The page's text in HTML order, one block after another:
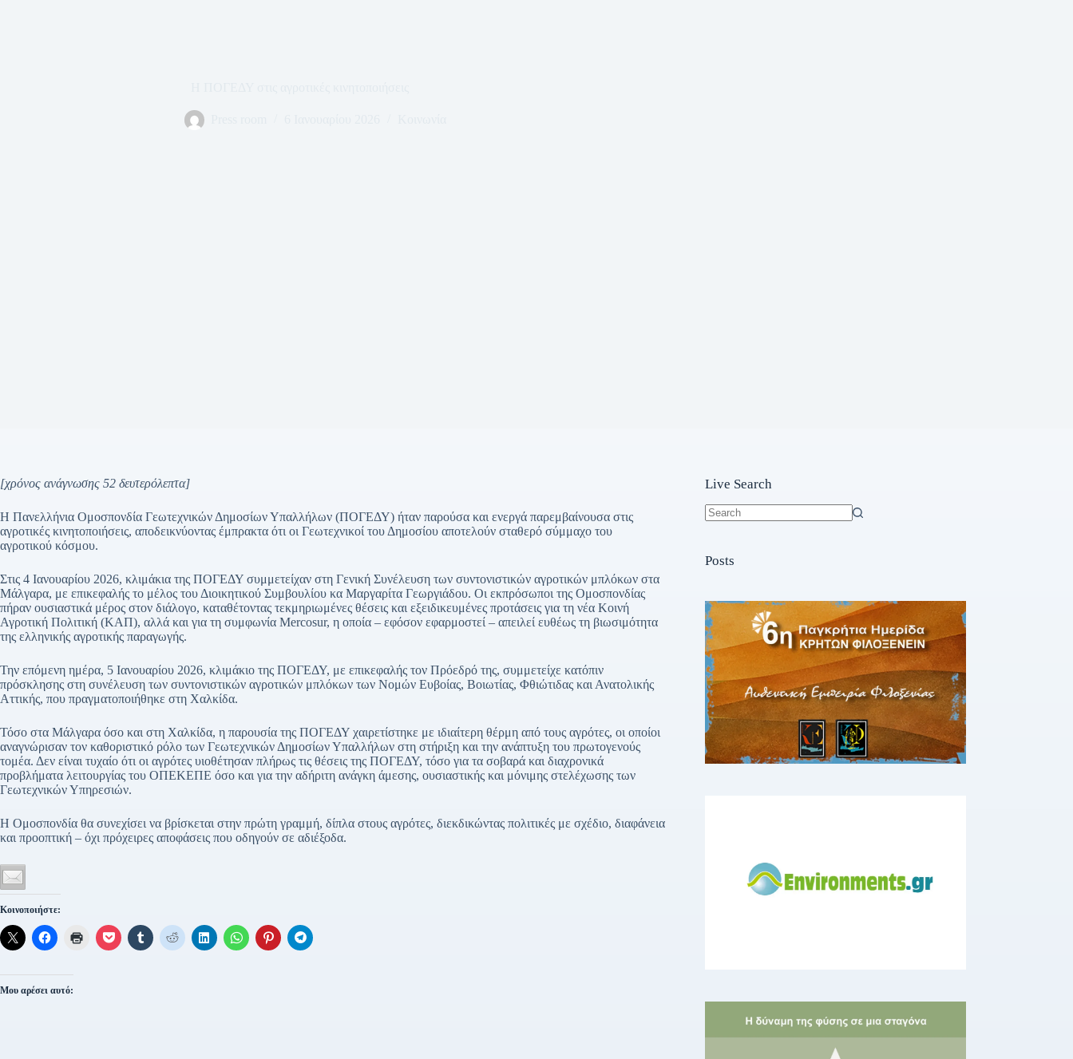
[χρόνος ανάγνωσης 52 δευτερόλεπτα]
Η Πανελλήνια Ομοσπονδία Γεωτεχνικών Δημοσίων Υπαλλήλων (ΠΟΓΕΔΥ) ήταν παρούσα και ενεργά παρεμβαίνουσα στις
αγροτικές κινητοποιήσεις, αποδεικνύοντας έμπρακτα ότι οι Γεωτεχνικοί του Δημοσίου αποτελούν σταθερό σύμμαχο του
αγροτικού κόσμου.
Στις 4 Ιανουαρίου 2026, κλιμάκια της ΠΟΓΕΔΥ συμμετείχαν στη Γενική Συνέλευση των συντονιστικών αγροτικών μπλόκων στα
Μάλγαρα, με επικεφαλής το μέλος του Διοικητικού Συμβουλίου κα Μαργαρίτα Γεωργιάδου. Οι εκπρόσωποι της Ομοσπονδίας
πήραν ουσιαστικά μέρος στον διάλογο, καταθέτοντας τεκμηριωμένες θέσεις και εξειδικευμένες προτάσεις για τη νέα Κοινή
Αγροτική Πολιτική (ΚΑΠ), αλλά και για τη συμφωνία Mercosur, η οποία – εφόσον εφαρμοστεί – απειλεί ευθέως τη βιωσιμότητα
της ελληνικής αγροτικής παραγωγής.
Την επόμενη ημέρα, 5 Ιανουαρίου 2026, κλιμάκιο της ΠΟΓΕΔΥ, με επικεφαλής τον Πρόεδρό της, συμμετείχε κατόπιν
πρόσκλησης στη συνέλευση των συντονιστικών αγροτικών μπλόκων των Νομών Ευβοίας, Βοιωτίας, Φθιώτιδας και Ανατολικής
Αττικής, που πραγματοποιήθηκε στη Χαλκίδα.
Τόσο στα Μάλγαρα όσο και στη Χαλκίδα, η παρουσία της ΠΟΓΕΔΥ χαιρετίστηκε με ιδιαίτερη θέρμη από τους αγρότες, οι οποίοι
αναγνώρισαν τον καθοριστικό ρόλο των Γεωτεχνικών Δημοσίων Υπαλλήλων στη στήριξη και την ανάπτυξη του πρωτογενούς
τομέα. Δεν είναι τυχαίο ότι οι αγρότες υιοθέτησαν πλήρως τις θέσεις της ΠΟΓΕΔΥ, τόσο για τα σοβαρά και διαχρονικά
προβλήματα λειτουργίας του ΟΠΕΚΕΠΕ όσο και για την αδήριτη ανάγκη άμεσης, ουσιαστικής και μόνιμης στελέχωσης των
Γεωτεχνικών Υπηρεσιών.
Η Ομοσπονδία θα συνεχίσει να βρίσκεται στην πρώτη γραμμή, δίπλα στους αγρότες, διεκδικώντας πολιτικές με σχέδιο, διαφάνεια
και προοπτική – όχι πρόχειρες αποφάσεις που οδηγούν σε αδιέξοδα.
Κοινοποιήστε:
Μου αρέσει αυτό:
Live Search
Posts